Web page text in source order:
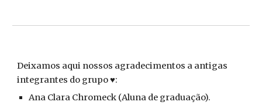
Deixamos aqui nossos agradecimentos a antigas
integrantes do grupo ♥️:
Ana Clara Chromeck (Aluna de graduação).